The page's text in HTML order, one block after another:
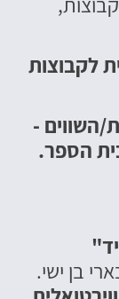
לקבוצות
השווים -
הספר.
בן ישי.